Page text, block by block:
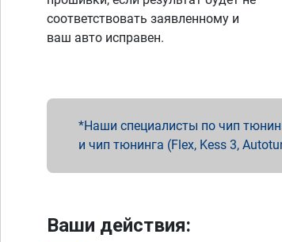
соответствовать заявленному и
ваш авто исправен.
Наши специалисты по чип
и чип тюнинга (Flex, Kess 3,
Ваши действия: